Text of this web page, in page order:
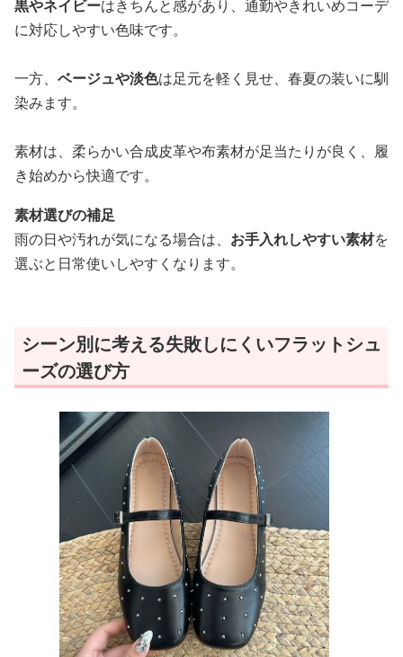
黒やネイビーはきちんと感があり、通勤やきれいめコーデ
に対応しやすい色味です。
一方、 ベージュや淡色は足元を軽く見せ、春夏の装いに馴
染みます。
素材は、柔らかい合成皮革や布素材が足当たりが良く、履
き始めから快適です。
素材選びの補足
雨の日や汚れが気になる場合は、 お手入れしやすい素材を
選ぶと日常使いしやすくなります。
シーン別に考える失敗しにくいフラットシュ
ーズの選び方